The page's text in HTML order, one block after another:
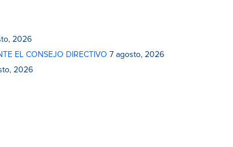
2026
EL CONSEJO DIRECTIVO 7 agosto, 2026
2026